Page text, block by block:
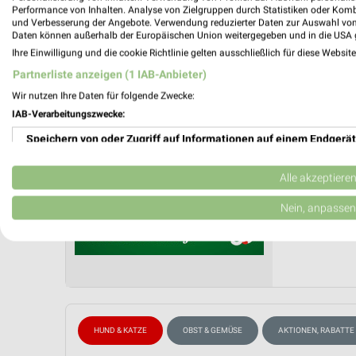
❯
Gültig von
HUND & KATZE OBST & GEMÜSE AKTIONEN,
Performance von Inhalten. Analyse von Zielgruppen durch Statistiken oder
und Verbesserung der Angebote. Verwendung reduzierter Daten zur Auswahl
Daten können außerhalb der Europäischen Union weitergegeben und in die USA
Ihre Einwilligung und die cookie Richtlinie gelten ausschließlich für diese
Partnerliste anzeigen (1 IAB-Anbieter)
Wir nutzen Ihre Daten für folgende Zwecke:
IAB-Verarbeitungszwecke:
Speichern von oder Zugriff auf Informationen auf einem Endgerät
Verwendung reduzierter Daten zur Auswahl von Werbeanzeigen
Erstellung von Profilen für personalisierte Werbung
Messung der Werbeleistung
Alle akzeptieren
Nein, anpassen